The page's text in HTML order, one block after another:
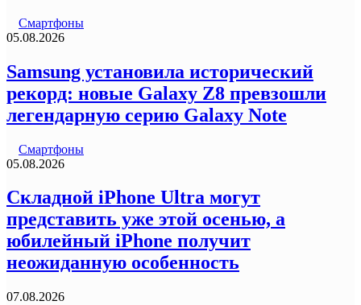
Смартфоны
05.08.2026
Samsung установила исторический
рекорд: новые Galaxy Z8 превзошли
легендарную серию Galaxy Note
Смартфоны
05.08.2026
Складной iPhone Ultra могут
представить уже этой осенью, а
юбилейный iPhone получит
неожиданную особенность
07.08.2026